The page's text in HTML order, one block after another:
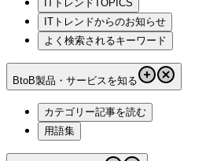
ITトレンドTOPICS
ITトレンドからのお知らせ
よく検索されるキーワード
BtoB製品・サービスを知る
カテゴリー記事を読む
用語集